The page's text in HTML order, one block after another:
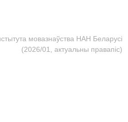
мовазнаўства НАН Беларусі
(2026/01, актуальны правапіс)